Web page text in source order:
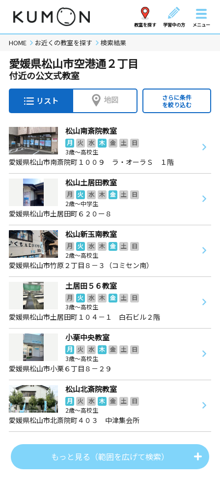
教室を探す 学習中の方 メニュー
HOME お近くの教室を探す 検索結果
愛媛県松山市空港通２丁目
付近の公文式教室
リスト 地図
さらに条件
を絞り込む
松山南斎院教室
月 火 水 木 金 土
日
3歳～高校生
愛媛県松山市南斎院町１００９ ラ・オーラＳ １階
松山土居田教室
月 火 水 木 金 土
日
2歳～中学生
愛媛県松山市土居田町６２０ー８
松山新玉南教室
月 火 水 木 金 土
日
2歳～高校生
愛媛県松山市竹原２丁目８－３（コミセン南）
土居田５６教室
月 火 水 木 金 土
日
3歳～高校生
愛媛県松山市土居田町１０４－１ 白石ビル２階
小栗中央教室
月 火 水 木 金 土
日
3歳～高校生
愛媛県松山市小栗６丁目８－２９
松山北斎院教室
月 火 水 木 金 土
日
2歳～高校生
愛媛県松山市北斎院町４０３ 中津集会所
もっと見る（範囲を広げて検索）